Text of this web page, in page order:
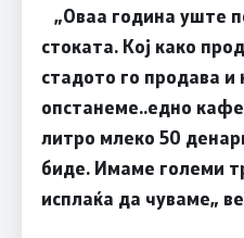
„Оваа година уште
стоката. Кој како
стадото го продава
опстанеме..едно
литро млеко 50
биде. Имаме големи
исплаќа да чуваме„